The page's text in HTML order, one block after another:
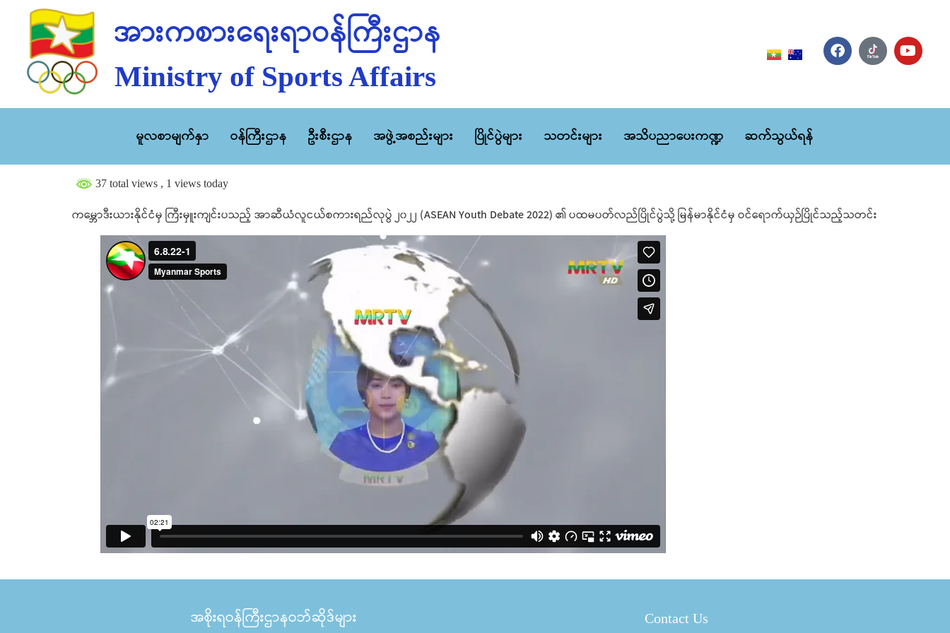
အားကစားရေးရာဝန်ကြီးဌာန
Ministry of Sports Affairs
မူလစာမျက်နှာ ဝန်ကြီးဌာန ဦးစီးဌာန အဖွဲ့အစည်းများ ပြိုင်ပွဲများ သတင်းများ အသိပညာပေးကဏ္ဍ ဆက်သွယ်ရန်
37 total views , 1 views today
ကမ္ဘောဒီးယားနိုင်ငံမှ ကြီးမှူးကျင်းပသည့် အာဆီယံလူငယ်စကားရည်လုပွဲ ၂၀၂၂ (ASEAN Youth Debate 2022) ၏ ပထမပတ်လည်ပြိုင်ပွဲသို့ မြန်မာနိုင်ငံမှ ဝင်ရောက်ယှဉ်ပြိုင်သည့်သတင်း
အစိုးရဝန်ကြီးဌာနဝဘ်ဆိုဒ်များ Contact Us